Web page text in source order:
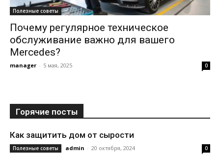
Полезные советы
Почему регулярное техническое
обслуживание важно для вашего
Mercedes?
manager - 5 мая, 2025 0
Горячие посты
Как защитить дом от сырости
Полезные советы admin - 20 октября, 2024 0